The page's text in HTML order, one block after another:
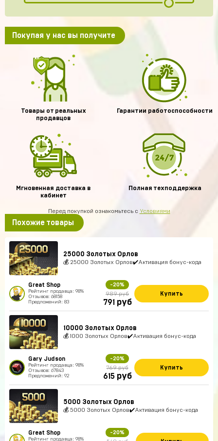
Покупая у нас вы получите
Товары от реальных
продавцов
Гарантии работоспособности
Мгновенная доставка в
кабинет
Полная техподдержка
Перед покупкой ознакомьтесь с Условиями
Похожие товары
25000 Золотых Орлов
💰 25000 Золотых Орлов✔️Активация бонус-кода
Great Shop
Рейтинг продавца: 98%
Отзывов: 68158
Предложений: 83
-20%
989 руб
791 руб
Купить
10000 Золотых Орлов
💰 1000 Золотых Орлов✔️Активация бонус-кода
Gary Judson
Рейтинг продавца: 98%
Отзывов: 67843
Предложений: 92
-20%
769 руб
615 руб
Купить
5000 Золотых Орлов
💰 5000 Золотых Орлов✔️Активация бонус-кода
Great Shop
Рейтинг продавца: 98%
-20%